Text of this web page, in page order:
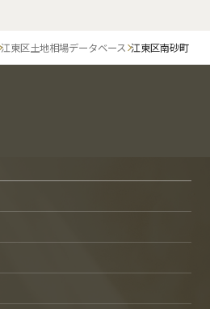
江東区土地相場データベース 江東区南砂町